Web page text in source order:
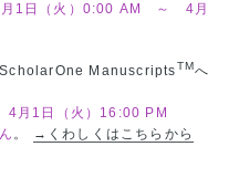
月1日（火）0:00 AM ～ 4月
ManuscriptsTMへ
4月1日（火）16:00 PM
。 →くわしくはこちらから